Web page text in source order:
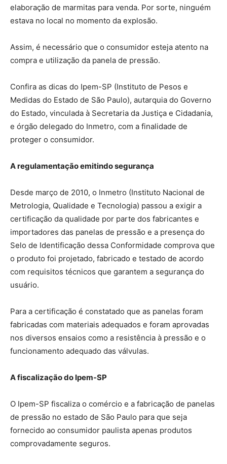
elaboração de marmitas para venda. Por sorte, ninguém
estava no local no momento da explosão.
Assim, é necessário que o consumidor esteja atento na
compra e utilização da panela de pressão.
Confira as dicas do Ipem-SP (Instituto de Pesos e
Medidas do Estado de São Paulo), autarquia do Governo
do Estado, vinculada à Secretaria da Justiça e Cidadania,
e órgão delegado do Inmetro, com a finalidade de
proteger o consumidor.
A regulamentação emitindo segurança
Desde março de 2010, o Inmetro (Instituto Nacional de
Metrologia, Qualidade e Tecnologia) passou a exigir a
certificação da qualidade por parte dos fabricantes e
importadores das panelas de pressão e a presença do
Selo de Identificação dessa Conformidade comprova que
o produto foi projetado, fabricado e testado de acordo
com requisitos técnicos que garantem a segurança do
usuário.
Para a certificação é constatado que as panelas foram
fabricadas com materiais adequados e foram aprovadas
nos diversos ensaios como a resistência à pressão e o
funcionamento adequado das válvulas.
A fiscalização do Ipem-SP
O Ipem-SP fiscaliza o comércio e a fabricação de panelas
de pressão no estado de São Paulo para que seja
fornecido ao consumidor paulista apenas produtos
comprovadamente seguros.